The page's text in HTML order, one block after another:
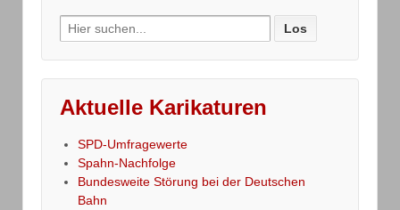
Search
for:
Aktuelle Karikaturen
SPD-Umfragewerte
Spahn-Nachfolge
Bundesweite Störung bei der Deutschen
Bahn